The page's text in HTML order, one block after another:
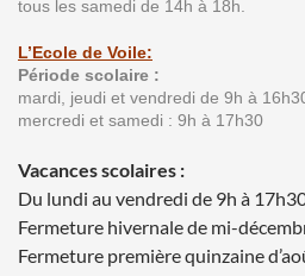
tous les samedi de 14h à 18h.
L’Ecole de Voile:
Période scolaire :
mardi, jeudi et vendredi de 9h à
mercredi et samedi : 9h à 17h30
Vacances scolaires :
Du lundi au vendredi de 9h à
Fermeture hivernale de mi-
Fermeture première quinzaine